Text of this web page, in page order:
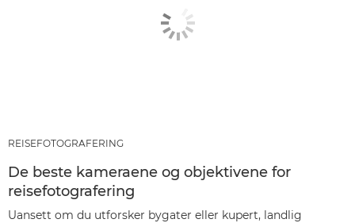
REISEFOTOGRAFERING
De beste kameraene og objektivene for
reisefotografering
Uansett om du utforsker bygater eller kupert, landlig